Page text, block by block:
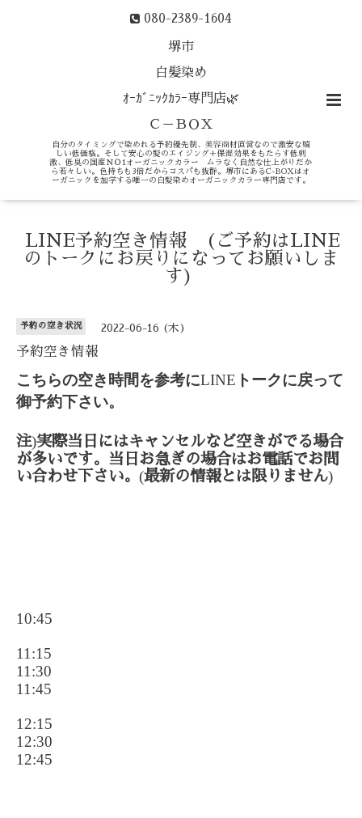
080-2389-1604
堺市
白髪染め
ｵｰｶﾞﾆｯｸｶﾗｰ専門店🌿
Ｃ－ＢＯＸ
自分のタイミングで染めれる予約優先制、美容商材直営なので激安な嬉
しい低価格。そして安心の髪のエイジング＋保湿効果をもたらす低刺
激、低臭の国産ＮＯ1オーガニックカラー ムラなく自然な仕上がりだか
ら若々しい。色持ちも3倍だからコスパも抜群。堺市にあるC-BOXはオ
ーガニックを加学する唯一の白髪染めオーガニックカラー専門店です。
LINE予約空き情報 (ご予約はLINE
のトークにお戻りになってお願いしま
す)
予約の空き状況 2022-06-16 (木)
予約空き情報
こちらの空き時間を参考にLINE トークに戻って
御予約下さい。
注)実際当日にはキャンセルなど空きがでる場合
が多いです。当日お急ぎの場合はお電話でお問
い合わせ下さい。 (最新の情報とは限りません)
10:45
11:15
11:30
11:45
12:15
12:30
12:45